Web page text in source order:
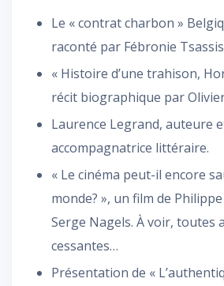
Le « contrat charbon »
raconté par Fébronie Tsassis
« Histoire d’une trahison,
récit biographique par
Laurence Legrand, auteure
accompagnatrice littéraire.
« Le cinéma peut-il encore
monde? », un film de
Serge Nagels. À voir, toutes
cessantes…
Présentation de «